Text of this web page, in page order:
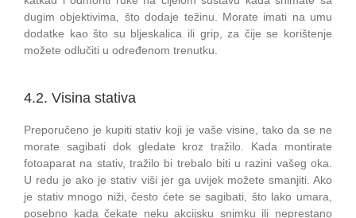
dugim objektivima, što dodaje težinu. Morate imati na umu
dodatke kao što su bljeskalica ili grip, za čije se korištenje
možete odlučiti u određenom trenutku.
4.2. Visina stativa
Preporučeno je kupiti stativ koji je vaše visine, tako da se ne
morate sagibati dok gledate kroz tražilo. Kada montirate
fotoaparat na stativ, tražilo bi trebalo biti u razini vašeg oka.
U redu je ako je stativ viši jer ga uvijek možete smanjiti. Ako
je stativ mnogo niži, često ćete se sagibati, što lako umara,
posebno kada čekate neku akcijsku snimku ili neprestano